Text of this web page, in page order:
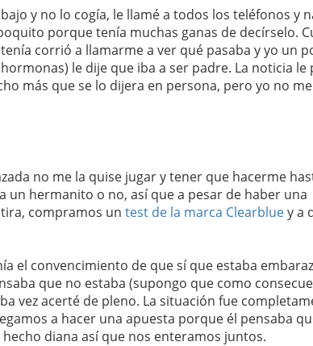
y no lo cogía, le llamé a todos los teléfonos y
porque tenía muchas ganas de decírselo.
corrió a llamarme a ver qué pasaba y yo un
le dije que iba a ser padre. La noticia le
más que se lo dijera en persona, pero yo no
no me la quise jugar y tener que hacerme
un hermanito o no, así que a pesar de haber una
compramos un test de la marca Clearbluey a
el convencimiento de que sí que estaba
que no estaba (supongo que como
vez acerté de pleno. La situación fue
a hacer una apuesta porque él pensaba
diana así que nos enteramos juntos.